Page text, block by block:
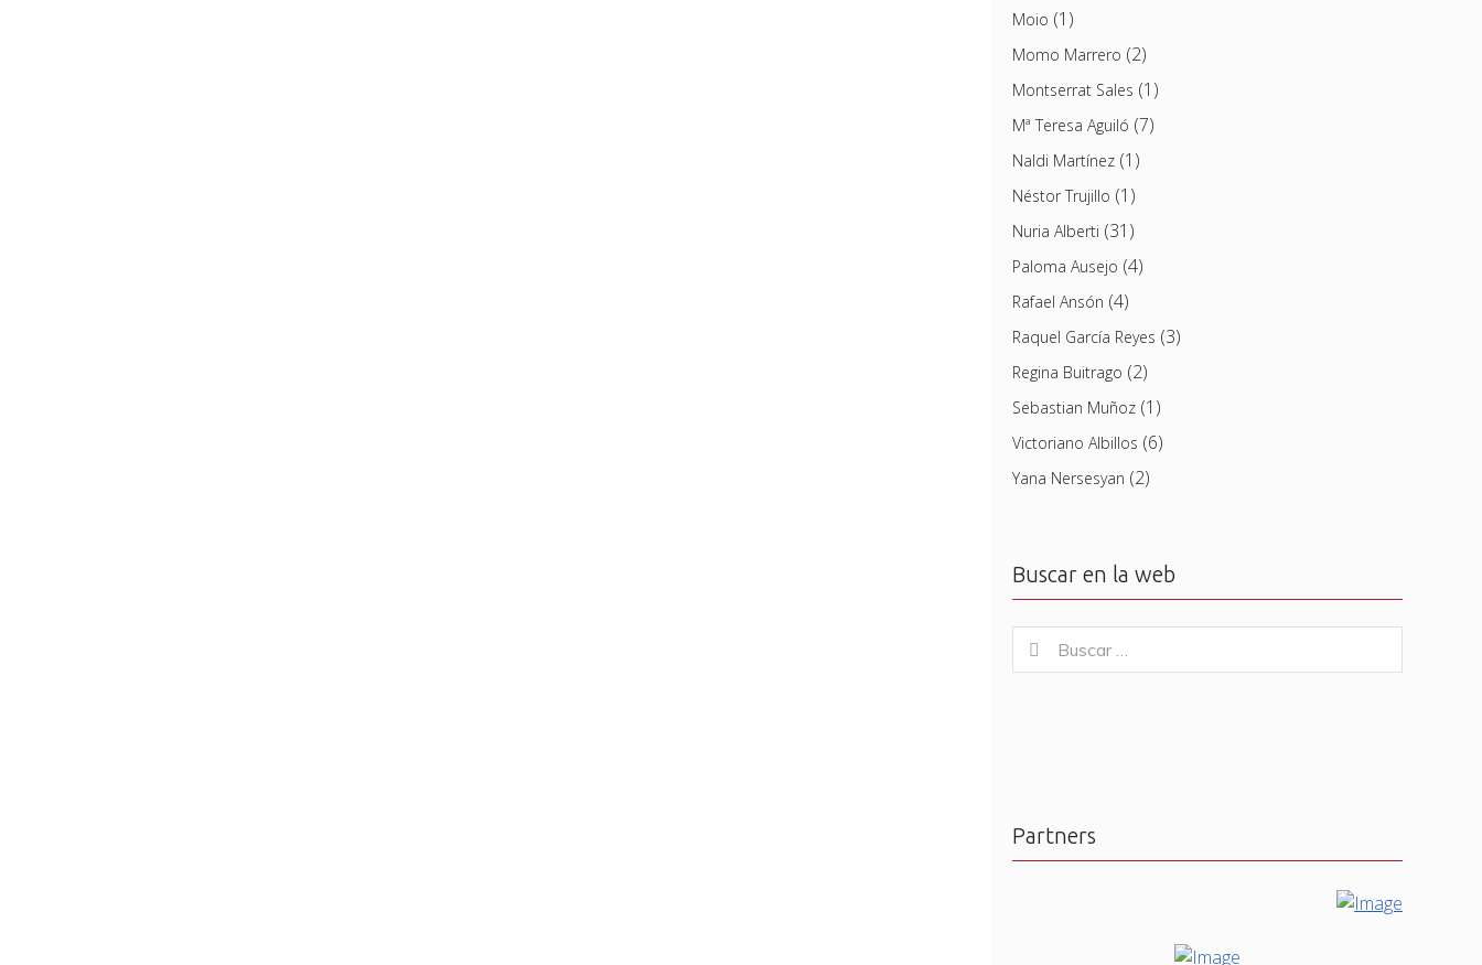
Moio (1)
Momo Marrero (2)
Montserrat Sales (1)
Mª Teresa Aguiló (7)
Naldi Martínez(1)
Néstor Trujillo (1)
Nuria Alberti (31)
Paloma Ausejo (4)
Rafael Ansón (4)
Raquel García Reyes (3)
Regina Buitrago (2)
Sebastian Muñoz(1)
Victoriano Albillos (6)
Yana Nersesyan (2)
Buscar en la web
for:
Buscar
Partners